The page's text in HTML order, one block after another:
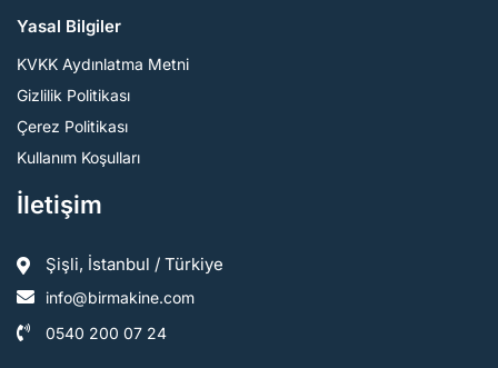
Yasal Bilgiler
KVKK Aydınlatma Metni
Gizlilik Politikası
Çerez Politikası
Kullanım Koşulları
İletişim
Şişli, İstanbul / Türkiye
info@birmakine.com
0540 200 07 24